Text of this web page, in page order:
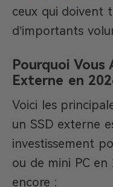
ceux qui doivent
d’importants
Pourquoi Vous
Externe en
Voici les
un SSD externe
investissement
ou de mini PC en
encore :